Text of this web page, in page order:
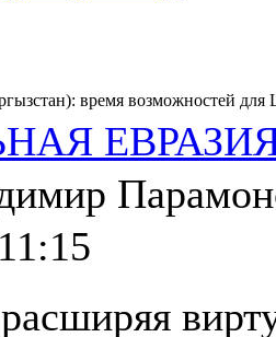
время возможностей